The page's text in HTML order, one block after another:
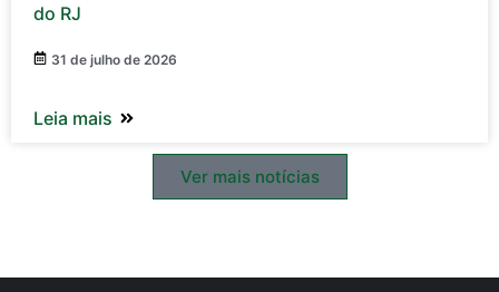
do RJ
31 de julho de 2026
Leia mais
Ver mais notícias